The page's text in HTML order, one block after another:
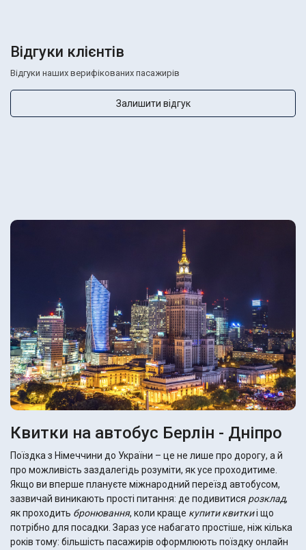
Відгуки клієнтів
Відгуки наших верифікованих пасажирів
Залишити відгук
Квитки на автобус Берлін - Дніпро
Поїздка з Німеччини до України – це не лише про дорогу, а й
про можливість заздалегідь розуміти, як усе проходитиме.
Якщо ви вперше плануєте міжнародний переїзд автобусом,
зазвичай виникають прості питання: де подивитися розклад,
як проходить бронювання, коли краще купити квиткиі що
потрібно для посадки. Зараз усе набагато простіше, ніж кілька
років тому: більшість пасажирів оформлюють поїздку онлайн